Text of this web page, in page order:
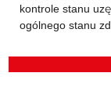
kontrole stanu
ogólnego stanu